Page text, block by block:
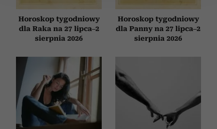
i reklam, aby oferować funkcje społecznościowe i
analizować ruch w naszej witrynie. Informacje o tym, jak
społecznościowym, reklamowym i analitycznym.
Partnerzy mogą połączyć te informacje z innymi danymi
otrzymanymi od Ciebie lub uzyskanymi podczas
korzystania z ich usług.
Horoskop tygodniowy
dla Raka na 27 lipca–2
sierpnia 2026
Horoskop tygodniowy
dla Panny na 27 lipca–2
sierpnia 2026